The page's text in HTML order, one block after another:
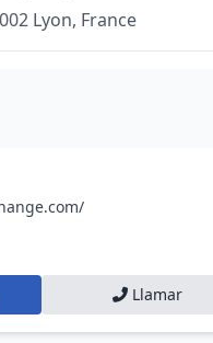
Lyon, France
Llamar